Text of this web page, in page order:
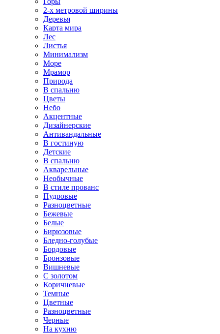
2-х метровой ширины
Деревья
Карта мира
Лес
Листья
Минимализм
Море
Мрамор
Природа
В спальню
Цветы
Небо
Акцентные
Дизайнерские
Антивандальные
В гостиную
Детские
В спальню
Акварельные
Необычные
В стиле прованс
Пудровые
Разноцветные
Бежевые
Белые
Бирюзовые
Бледно-голубые
Бордовые
Бронзовые
Вишневые
С золотом
Коричневые
Темные
Цветные
Разноцветные
Черные
На кухню